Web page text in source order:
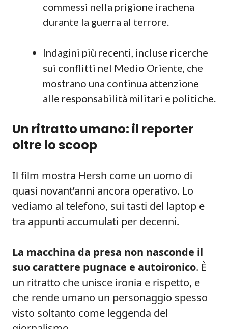
commessi nella prigione irachena
durante la guerra al terrore.
Indagini più recenti, incluse ricerche
sui conflitti nel Medio Oriente, che
mostrano una continua attenzione
alle responsabilità militari e politiche.
Un ritratto umano: il reporter
oltre lo scoop
Il film mostra Hersh come un uomo di
quasi novant’anni ancora operativo. Lo
vediamo al telefono, sui tasti del laptop e
tra appunti accumulati per decenni.
La macchina da presa non nasconde il
suo carattere pugnace e autoironico. È
un ritratto che unisce ironia e rispetto, e
che rende umano un personaggio spesso
visto soltanto come leggenda del